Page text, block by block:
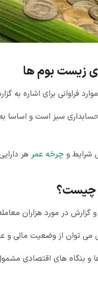
زیست بوم ها
فراوانی برای اشاره به
سبز است و اساسا
شرایط و چرخه عمر هر
چیست؟
گزارش در مورد هزاران
می توان از وضعیت مالی
بنگاه های اقتصادی